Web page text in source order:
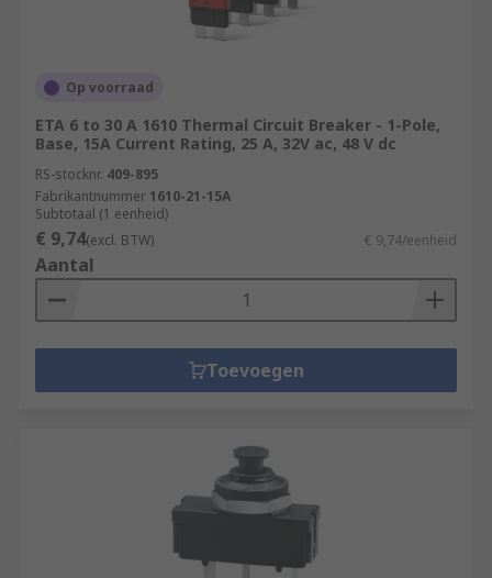
Op voorraad
ETA 6 to 30 A 1610 Thermal Circuit Breaker - 1-Pole,
Base, 15A Current Rating, 25 A, 32V ac, 48 V dc
RS-stocknr. 409-895
Fabrikantnummer 1610-21-15A
Subtotaal (1 eenheid)
€ 9,74(excl. BTW) € 9,74/eenheid
Aantal
Toevoegen